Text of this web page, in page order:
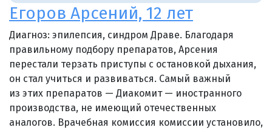
Егоров Арсений, 12 лет
Диагноз: эпилепсия, синдром Драве. Благодаря
правильному подбору препаратов, Арсения
перестали терзать приступы с остановкой дыхания,
он стал учиться и развиваться. Самый важный
из этих препаратов — Диакомит — иностранного
производства, не имеющий отечественных
аналогов. Врачебная комиссия комиссии установило,